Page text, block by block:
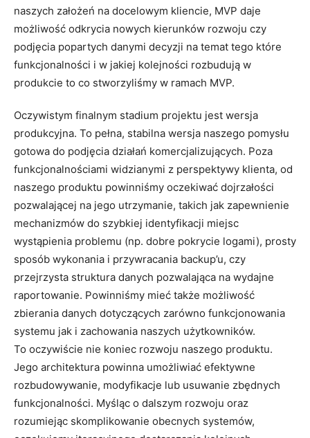
naszych założeń na docelowym kliencie, MVP daje
możliwość odkrycia nowych kierunków rozwoju czy
podjęcia popartych danymi decyzji na temat tego które
funkcjonalności i w jakiej kolejności rozbudują w
produkcie to co stworzyliśmy w ramach MVP.
Oczywistym finalnym stadium projektu jest wersja
produkcyjna. To pełna, stabilna wersja naszego pomysłu
gotowa do podjęcia działań komercjalizujących. Poza
funkcjonalnościami widzianymi z perspektywy klienta, od
naszego produktu powinniśmy oczekiwać dojrzałości
pozwalającej na jego utrzymanie, takich jak zapewnienie
mechanizmów do szybkiej identyfikacji miejsc
wystąpienia problemu (np. dobre pokrycie logami), prosty
sposób wykonania i przywracania backup’u, czy
przejrzysta struktura danych pozwalająca na wydajne
raportowanie. Powinniśmy mieć także możliwość
zbierania danych dotyczących zarówno funkcjonowania
systemu jak i zachowania naszych użytkowników.
To oczywiście nie koniec rozwoju naszego produktu.
Jego architektura powinna umożliwiać efektywne
rozbudowywanie, modyfikacje lub usuwanie zbędnych
funkcjonalności. Myśląc o dalszym rozwoju oraz
rozumiejąc skomplikowanie obecnych systemów,